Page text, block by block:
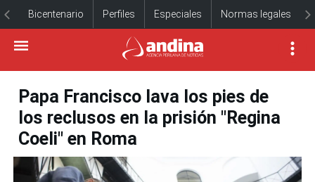
Bicentenario Perfiles Especiales Normas legales
Papa Francisco lava los pies de
los reclusos en la prisión "Regina
Coeli" en Roma